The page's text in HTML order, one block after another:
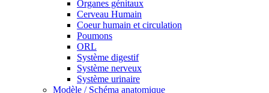
Organes génitaux
Cerveau Humain
Coeur humain et circulation
Poumons
ORL
Système digestif
Système nerveux
Système urinaire
Modèle / Schéma anatomique